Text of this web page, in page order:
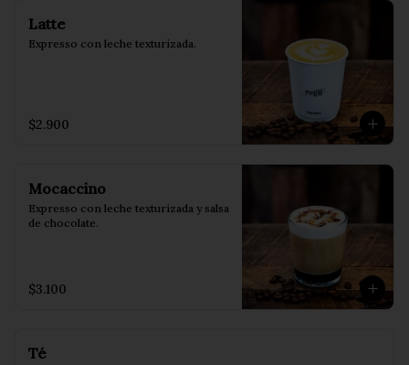
Latte
Expresso con leche texturizada.
$2.900
Mocaccino
Expresso con leche texturizada y salsa
de chocolate.
$3.100
Té